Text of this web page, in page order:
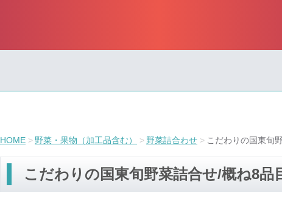
HOME 野菜・果物（加工品含む） 野菜詰合わせ こだわりの国東旬
こだわりの国東旬野菜詰合せ/概ね8